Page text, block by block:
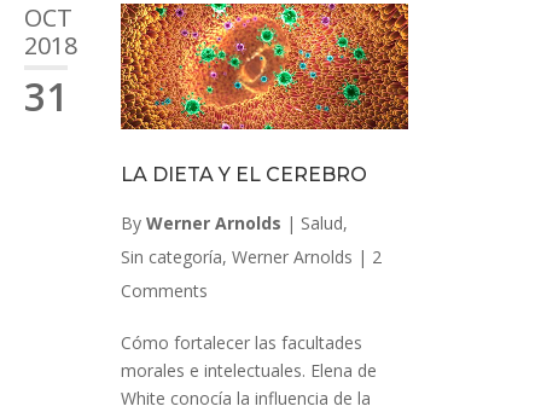
OCT
2018
31
LA DIETA Y EL CEREBRO
By Werner Arnolds | Salud,
Sin categoría, Werner Arnolds | 2
Comments
Cómo fortalecer las facultades
morales e intelectuales. Elena de
White conocía la influencia de la